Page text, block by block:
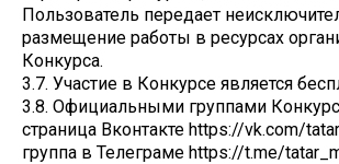
Пользователь передает
размещение работы в ресурсах
Конкурса.
3.7. Участие в Конкурсе является
3.8. Официальными группами
страница Вконтакте https://vk.com/
группа в Телеграме https://t.me/